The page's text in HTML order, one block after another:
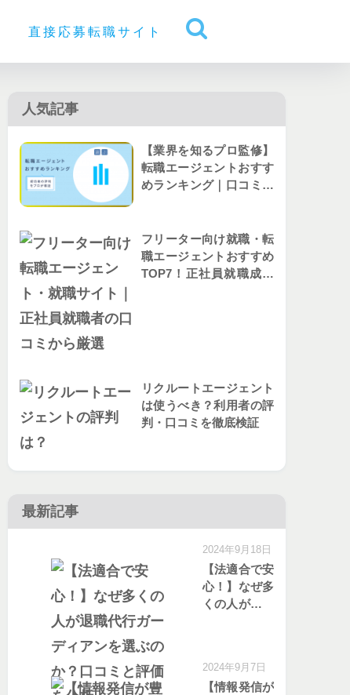
直接応募転職サイト
人気記事
【業界を知るプロ監修】
転職エージェントおすす
めランキング｜口コミか
フリーター向け就職・転
職エージェントおすすめ
TOP7！正社員就職成功
リクルートエージェント
は使うべき？利用者の評
判・口コミを徹底検証
最新記事
【法適合で安
心！】なぜ多
くの人が退職
評価を分析
2024年9月18日
【情報発信が
2024年9月7日